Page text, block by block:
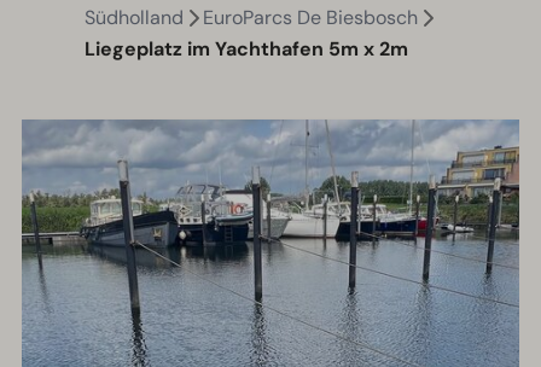
Südholland
EuroParcs De Biesbosch
Liegeplatz im Yachthafen 5m x 2m